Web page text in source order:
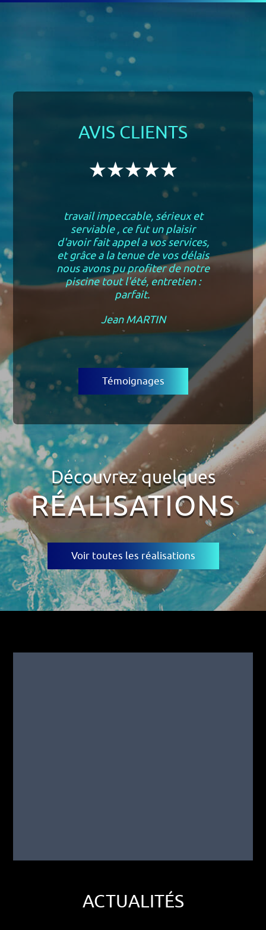
AVIS CLIENTS
travail impeccable, sérieux et
serviable , ce fut un plaisir
d'avoir fait appel a vos services,
et grâce a la tenue de vos délais
nous avons pu profiter de notre
piscine tout l'été, entretien :
parfait.
Jean MARTIN
Témoignages
Découvrez quelques
RÉALISATIONS
Voir toutes les réalisations
ACTUALITÉS